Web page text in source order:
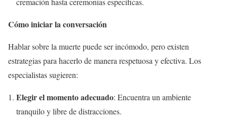
Cómo iniciar la conversación
Hablar sobre la muerte puede ser incómodo, pero existen
estrategias para hacerlo de manera respetuosa y efectiva. Los
especialistas sugieren:
Elegir el momento adecuado: Encuentra un ambiente
tranquilo y libre de distracciones.